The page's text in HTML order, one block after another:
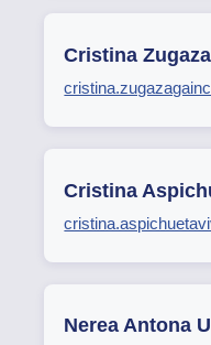
Cristina
Cristina
Nerea Antona